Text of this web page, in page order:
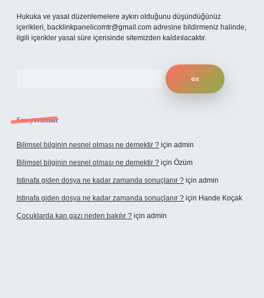
Hukuka ve yasal düzenlemelere aykırı olduğunu düşündüğünüz
içerikleri, backlinkpanelicomtr@gmail.com adresine bildirmeniz halinde,
ilgili içerikler yasal süre içerisinde sitemizden kaldırılacaktır.
Son yorumlar
Bilimsel bilginin nesnel olması ne demektir ? için admin
Bilimsel bilginin nesnel olması ne demektir ? için Özüm
Istinafa giden dosya ne kadar zamanda sonuçlanır ? için admin
Istinafa giden dosya ne kadar zamanda sonuçlanır ? için Hande Koçak
Çocuklarda kan gazı neden bakılır ? için admin